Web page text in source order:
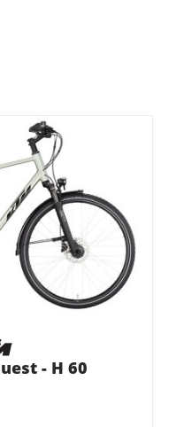
- H 60